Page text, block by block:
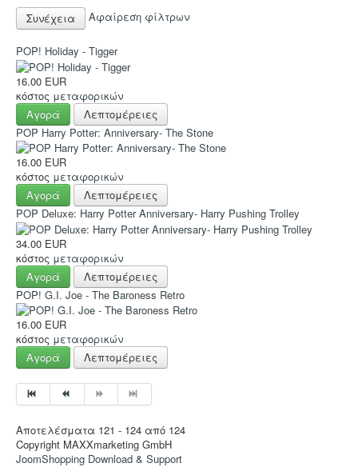
Στρατηγικής
Φαντασίας
Οικογενειακά
2-Παίκτες
Ελληνικά
Χρώματα
TCG-LCG
Παιχνίδια Ρόλου
Puzzle
Deco & Ένδυση
Hot Deals!
Αρχική σελίδα
Αφαίρεση φίλτρων
POP! Holiday - Tigger
16.00 EUR
κόστος μεταφορικών
Αγορά
Λεπτομέρειες
POP Harry Potter: Anniversary- The Stone
16.00 EUR
κόστος μεταφορικών
Αγορά
Λεπτομέρειες
POP Deluxe: Harry Potter Anniversary- Harry Pushing Trolley
34.00 EUR
κόστος μεταφορικών
Αγορά
Λεπτομέρειες
POP! G.I. Joe - The Baroness Retro
16.00 EUR
κόστος μεταφορικών
Αγορά
Λεπτομέρειες
Αποτελέσματα 121 - 124 από 124
Copyright MAXXmarketing GmbH
JoomShopping Download & Support